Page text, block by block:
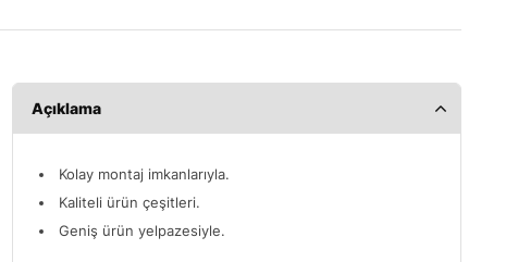
Açıklama
Kolay montaj imkanlarıyla.
Kaliteli ürün çeşitleri.
Geniş ürün yelpazesiyle.